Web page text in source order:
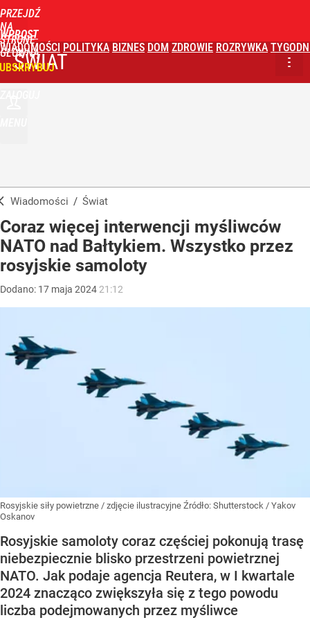
PRZEJDŹ
NA
STRONĘ
GŁÓWNĄ
WPROST
WIADOMOŚCI POLITYKA BIZNES DOM ZDROWIE ROZRYWKA
ŚWIAT
Wiadomości / Świat
Coraz więcej interwencji myśliwców
NATO nad Bałtykiem. Wszystko przez
rosyjskie samoloty
Dodano: 17 maja 2024 21:12
Rosyjskie siły powietrzne / zdjęcie ilustracyjne Źródło: Shutterstock / Yakov
Oskanov
Rosyjskie samoloty coraz częściej pokonują trasę
niebezpiecznie blisko przestrzeni powietrznej
NATO. Jak podaje agencja Reutera, w I kwartale
2024 znacząco zwiększyła się z tego powodu
liczba podejmowanych przez myśliwce